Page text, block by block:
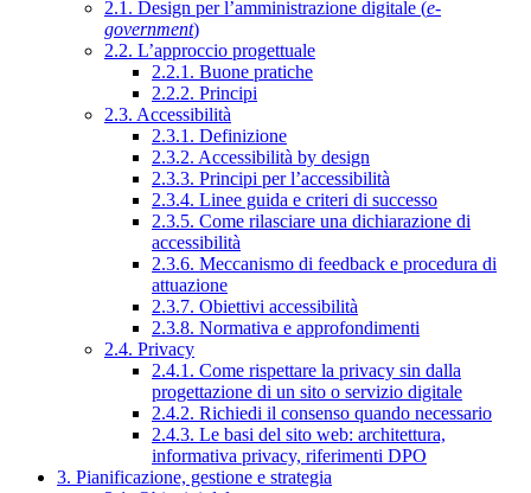
2.1. Design per l’amministrazione digitale (e-
government)
2.2. L’approccio progettuale
2.2.1. Buone pratiche
2.2.2. Principi
2.3. Accessibilità
2.3.1. Definizione
2.3.2. Accessibilità by design
2.3.3. Principi per l’accessibilità
2.3.4. Linee guida e criteri di successo
2.3.5. Come rilasciare una dichiarazione di
accessibilità
2.3.6. Meccanismo di feedback e procedura di
attuazione
2.3.7. Obiettivi accessibilità
2.3.8. Normativa e approfondimenti
2.4. Privacy
2.4.1. Come rispettare la privacy sin dalla
progettazione di un sito o servizio digitale
2.4.2. Richiedi il consenso quando necessario
2.4.3. Le basi del sito web: architettura,
informativa privacy, riferimenti DPO
3. Pianificazione, gestione e strategia